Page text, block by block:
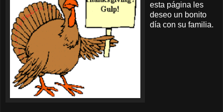
esta página les
deseo un bonito
día con su familia.